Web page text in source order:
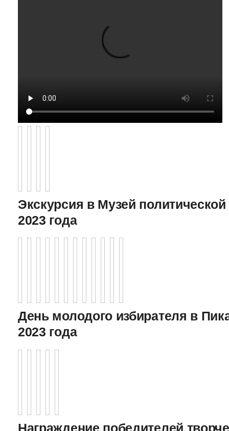
Экскурсия в Музей
2023 года
День молодого избирателя в
2023 года
Награждение победителей